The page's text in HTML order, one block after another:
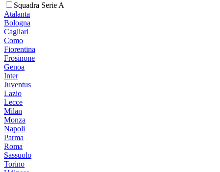
Squadra Serie A
Atalanta
Bologna
Cagliari
Como
Fiorentina
Frosinone
Genoa
Inter
Juventus
Lazio
Lecce
Milan
Monza
Napoli
Parma
Roma
Sassuolo
Torino